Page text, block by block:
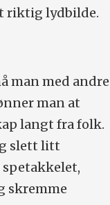
riktig lydbilde.
man med andre
man at
langt fra folk.
slett litt
skremme